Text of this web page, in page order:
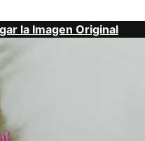
la Imagen Original